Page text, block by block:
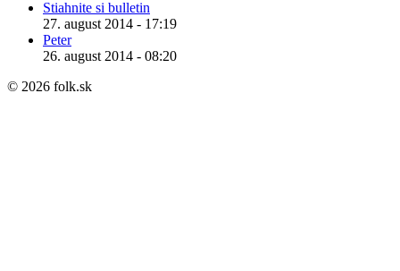
Stiahnite si bulletin
27. august 2014 - 17:19
Peter
26. august 2014 - 08:20
© 2026 folk.sk